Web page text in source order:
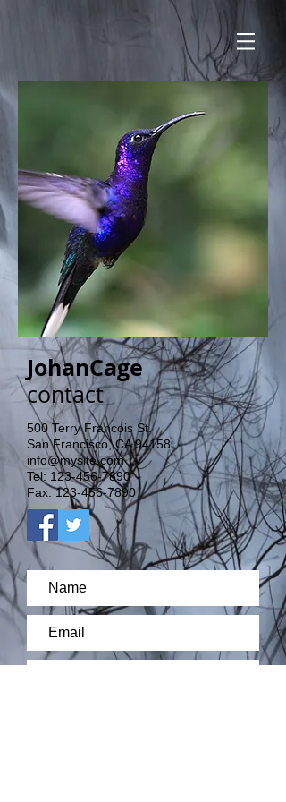
JohanCage
contact
500 Terry Francois St.
San Francisco, CA 94158
info@mysite.com
Tel: 123-456-7890
Fax: 123-456-7890